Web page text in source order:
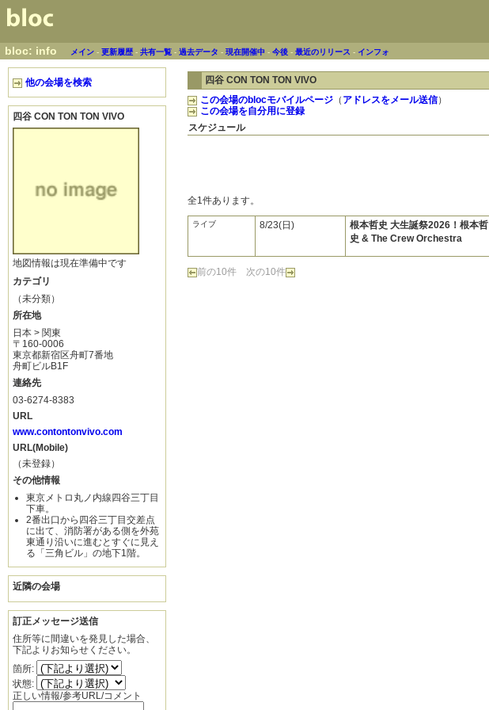
bloc: info メイン -更新履歴 -共有一覧 -過去データ -現在開催中 -今後 -最近のリリース - インフォ
他の会場を検索
四谷 CON TON TON VIVO
地図情報は現在準備中です
カテゴリ
（未分類）
所在地
日本 > 関東
〒160-0006
東京都新宿区舟町7番地
舟町ビルB1F
連絡先
03-6274‐8383
URL
www.contontonvivo.com
URL(Mobile)
（未登録）
その他情報
東京メトロ丸ノ内線四谷三丁目
下車。
2番出口から四谷三丁目交差点
に出て、消防署がある側を外苑
東通り沿いに進むとすぐに見え
る「三角ビル」の地下1階。
近隣の会場
訂正メッセージ送信
住所等に間違いを発見した場合、
下記よりお知らせください。
箇所:
状態:
正しい情報/参考URL/コメント
四谷 CON TON TON VIVO
この会場のblocモバイルページ （ アドレスをメール送信）
この会場を自分用に登録
スケジュール
全1件あります。
ライブ 8/23(日)
根本哲史 大生誕祭2026！根本哲
史 & The Crew Orchestra
前の10件 次の10件